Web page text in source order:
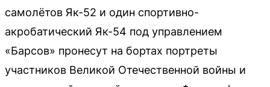
самолётов Як-52 и один спортивно-
акробатический Як-54 под управлением
«Барсов» пронесут на бортах портреты
участников Великой Отечественной войны и